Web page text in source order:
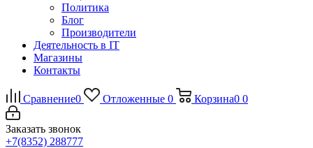
Политика
Блог
Производители
Деятельность в IT
Магазины
Контакты
Сравнение0 Отложенные 0 Корзина0 0
Заказать звонок
+7(8352) 288777